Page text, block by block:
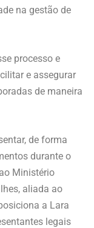
na gestão de
processo e
e assegurar
de maneira
de forma
durante o
Ministério
aliada ao
a Lara
legais